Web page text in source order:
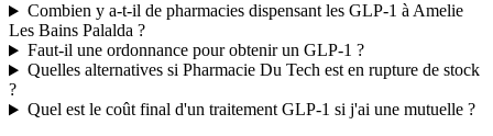
Combien y a-t-il de pharmacies dispensant les GLP-1 à Amelie
Les Bains Palalda ?
Faut-il une ordonnance pour obtenir un GLP-1 ?
Quelles alternatives si Pharmacie Du Tech est en rupture de stock
?
Quel est le coût final d'un traitement GLP-1 si j'ai une mutuelle ?